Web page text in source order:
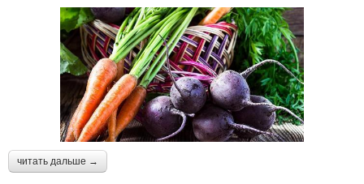
читать дальше →